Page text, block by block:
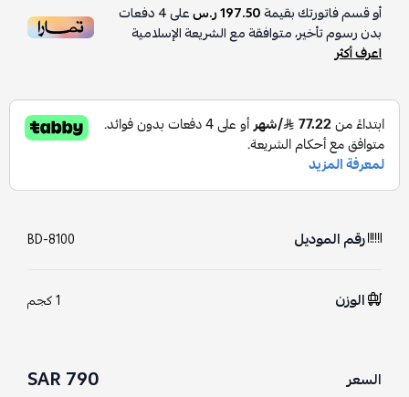
أو قسم فاتورتك بقيمة197.50 ر.س على4دفعات
بدون رسوم تأخير، متوافقة مع الشريعة الإسلامية
اعرف أكثر
رقم الموديل BD-8100
الوزن 1 كجم
السعر 790 SAR